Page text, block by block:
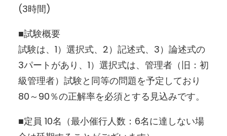
(3時間)
■試験概要
試験は、1）選択式、2）記述式、3）論述式の
3パートがあり、1）選択式は、管理者（旧：初
級管理者）試験と同等の問題を予定しており
80～90％の正解率を必須とする見込みです。
■定員 10名（最小催行人数：6名に達しない場